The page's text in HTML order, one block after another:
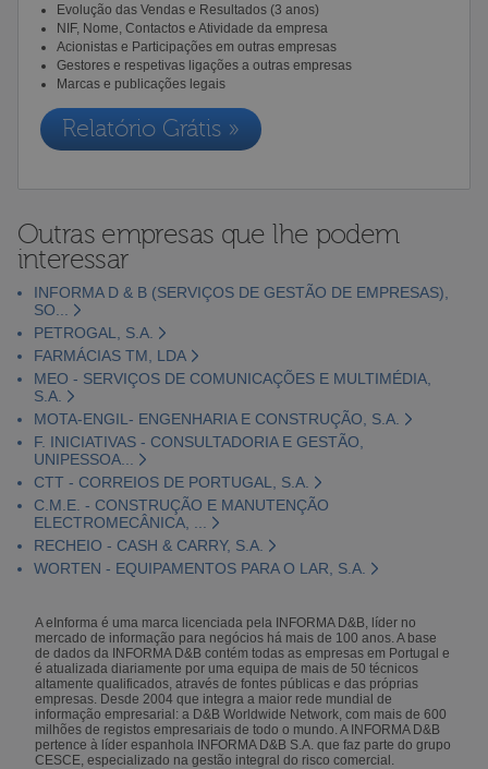
Evolução das Vendas e Resultados (3 anos)
NIF, Nome, Contactos e Atividade da empresa
Acionistas e Participações em outras empresas
Gestores e respetivas ligações a outras empresas
Marcas e publicações legais
Relatório Grátis »
Outras empresas que lhe podem
interessar
INFORMA D & B (SERVIÇOS DE GESTÃO DE EMPRESAS),
SO...
PETROGAL, S.A.
FARMÁCIAS TM, LDA
MEO - SERVIÇOS DE COMUNICAÇÕES E MULTIMÉDIA,
S.A.
MOTA-ENGIL- ENGENHARIA E CONSTRUÇÃO, S.A.
F. INICIATIVAS - CONSULTADORIA E GESTÃO,
UNIPESSOA...
CTT - CORREIOS DE PORTUGAL, S.A.
C.M.E. - CONSTRUÇÃO E MANUTENÇÃO
ELECTROMECÂNICA, ...
RECHEIO - CASH & CARRY, S.A.
WORTEN - EQUIPAMENTOS PARA O LAR, S.A.
A eInforma é uma marca licenciada pela INFORMA D&B, líder no
mercado de informação para negócios há mais de 100 anos. A base
de dados da INFORMA D&B contém todas as empresas em Portugal e
é atualizada diariamente por uma equipa de mais de 50 técnicos
altamente qualificados, através de fontes públicas e das próprias
empresas. Desde 2004 que integra a maior rede mundial de
informação empresarial: a D&B Worldwide Network, com mais de 600
milhões de registos empresariais de todo o mundo. A INFORMA D&B
pertence à líder espanhola INFORMA D&B S.A. que faz parte do grupo
CESCE, especializado na gestão integral do risco comercial.